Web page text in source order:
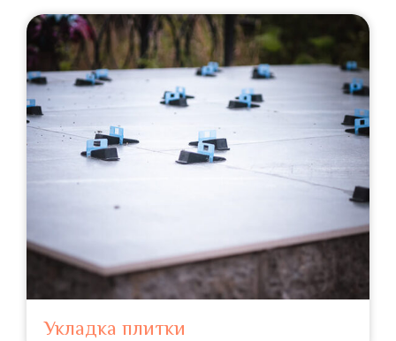
Укладка плитки